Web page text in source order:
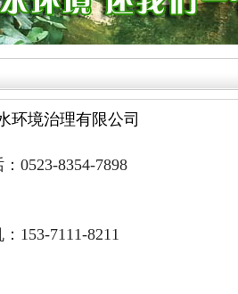
境治理有限公司
8354-7898
7111-8211